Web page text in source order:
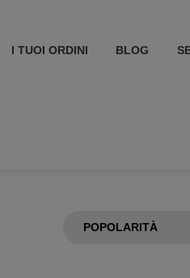
I TUOI ORDINI BLOG